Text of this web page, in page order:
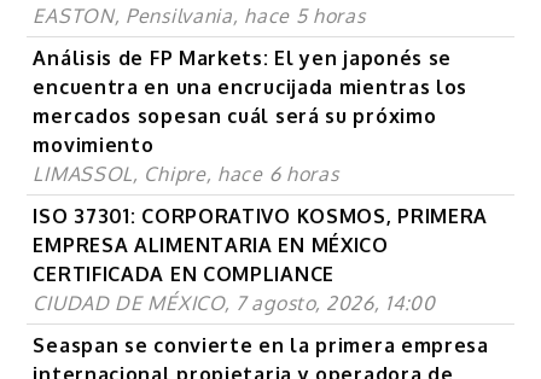
EASTON, Pensilvania, hace 5 horas
Análisis de FP Markets: El yen japonés se
encuentra en una encrucijada mientras los
mercados sopesan cuál será su próximo
movimiento
LIMASSOL, Chipre, hace 6 horas
ISO 37301: CORPORATIVO KOSMOS, PRIMERA
EMPRESA ALIMENTARIA EN MÉXICO
CERTIFICADA EN COMPLIANCE
CIUDAD DE MÉXICO, 7 agosto, 2026, 14:00
Seaspan se convierte en la primera empresa
internacional propietaria y operadora de